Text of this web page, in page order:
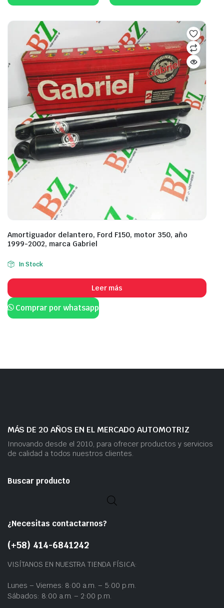
Amortiguador delantero, Ford F150, motor 350, año
1999-2002, marca Gabriel
In Stock
Leer más
Comprar por whatsapp
MÁS DE 20 AÑOS EN EL MERCADO AUTOMOTRIZ
Innovando desde el 2010, para ofrecer productos y servicios
de calidad a todos nuestros clientes.
Buscar producto
¿Necesitas contactarnos?
(+58) 414-6841242
VISÍTANOS EN NUESTRA TIENDA FÍSICA:
Lunes – Viernes: 8:00 a.m. – 5:00 p.m.
Sábados: 8:00 a.m. – 2:00 p.m.